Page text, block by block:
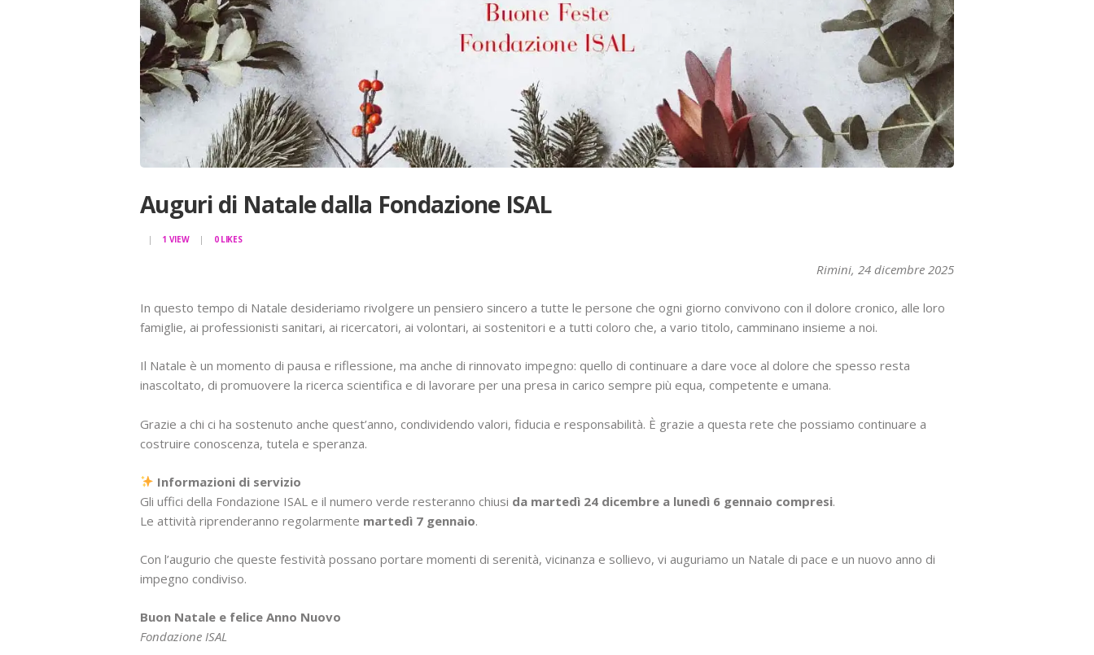
Auguri di Natale dalla Fondazione ISAL
1 VIEW 0 LIKES
Rimini, 24 dicembre 2025
In questo tempo di Natale desideriamo rivolgere un pensiero sincero a tutte le persone che ogni giorno convivono con il dolore cronico, alle loro
famiglie, ai professionisti sanitari, ai ricercatori, ai volontari, ai sostenitori e a tutti coloro che, a vario titolo, camminano insieme a noi.
Il Natale è un momento di pausa e riflessione, ma anche di rinnovato impegno: quello di continuare a dare voce al dolore che spesso resta
inascoltato, di promuovere la ricerca scientifica e di lavorare per una presa in carico sempre più equa, competente e umana.
Grazie a chi ci ha sostenuto anche quest’anno, condividendo valori, fiducia e responsabilità. È grazie a questa rete che possiamo continuare a
costruire conoscenza, tutela e speranza.
Informazioni di servizio
Gli uffici della Fondazione ISAL e il numero verde resteranno chiusi da martedì 24 dicembre a lunedì 6 gennaio compresi.
Le attività riprenderanno regolarmente martedì 7 gennaio.
Con l’augurio che queste festività possano portare momenti di serenità, vicinanza e sollievo, vi auguriamo un Natale di pace e un nuovo anno di
impegno condiviso.
Buon Natale e felice Anno Nuovo
Fondazione ISAL